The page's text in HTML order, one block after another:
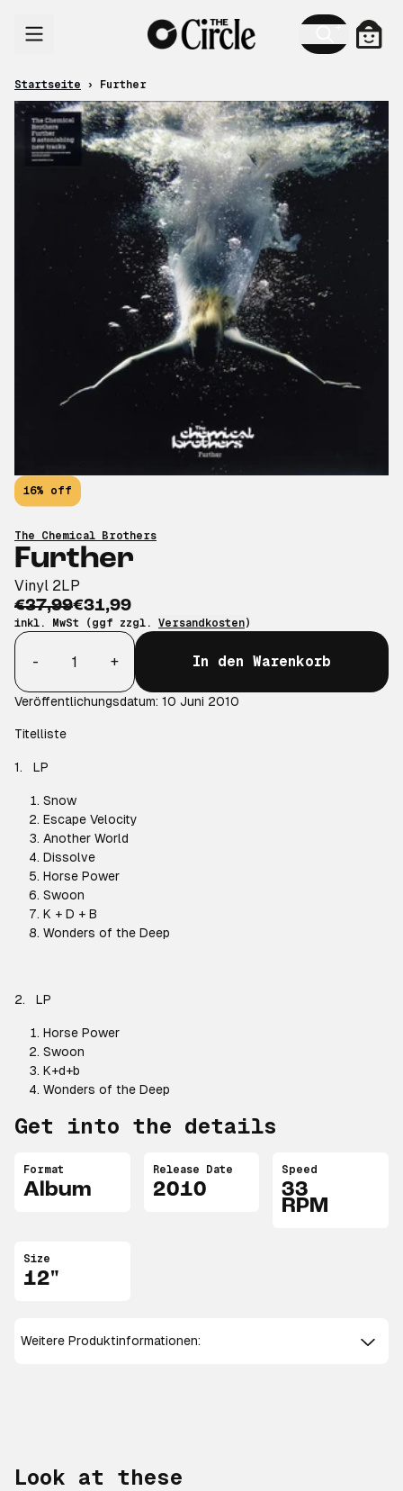
Startseite › Further
The Chemical Brothers
Further
Vinyl 2LP
€37,99€31,99
inkl. MwSt (ggf zzgl. Versandkosten)
Anzahl
-
+ In den Warenkorb
Veröffentlichungsdatum: 10 Juni 2010
Titelliste
1. LP
Snow
Escape Velocity
Another World
Dissolve
Horse Power
Swoon
K + D + B
Wonders of the Deep
2. LP
Horse Power
Swoon
K+d+b
Wonders of the Deep
Get into the details
Format
Album
Release Date
2010
Speed
33
RPM
Size
12"
16% off
Weitere Produktinformationen:
Look at these